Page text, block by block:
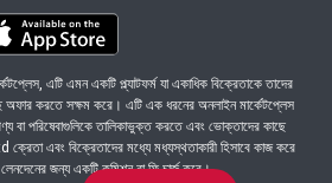
এটি এমন একটি প্ল্যাটফর্ম যা একাধিক বিক্রেতাকে তাদের
অফার করতে সক্ষম করে। এটি এক ধরনের অনলাইন মার্কেটপ্লেস
বা পরিষেবাগুলিকে তালিকাভুক্ত করতে এবং ভোক্তাদের কাছে
এবং বিক্রেতাদের মধ্যে মধ্যস্থতাকারী হিসাবে কাজ করে
লেনদেনের জন্য একটি কমিশন বা ফি চার্জ করে।